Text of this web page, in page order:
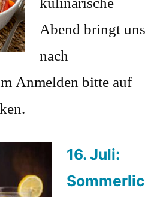
Abend bringt uns
nach
Anmelden bitte auf
16. Juli:
Sommerlic